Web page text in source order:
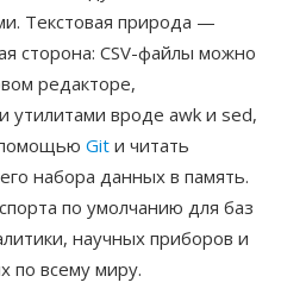
Текстовая природа —
сторона: CSV-файлы можно
редакторе,
утилитами вроде awk и sed,
помощью Git и читать
набора данных в память.
по умолчанию для баз
научных приборов и
по всему миру.